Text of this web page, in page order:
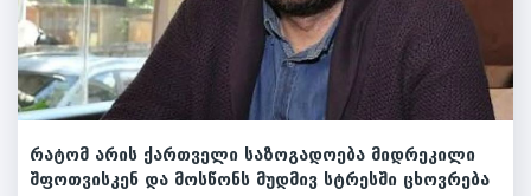
რატომ არის ქართველი საზოგადოება მიდრეკილი
შფოთვისკენ და მოსწონს მუდმივ სტრესში ცხოვრება